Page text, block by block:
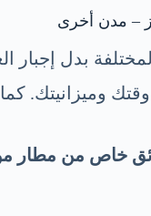
– مدن أخرى
بدل إجبار
وميزانيتك.
خاص من مطار